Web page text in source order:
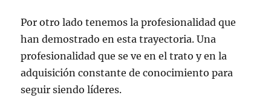
Por otro lado tenemos la profesionalidad que
han demostrado en esta trayectoria. Una
profesionalidad que se ve en el trato y en la
adquisición constante de conocimiento para
seguir siendo líderes.